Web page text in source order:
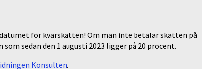
för kvarskatten! Om man inte betalar skatten på
sedan den 1 augusti 2023 ligger på 20 procent.
Konsulten.